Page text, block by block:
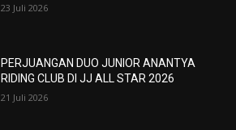
23 Juli 2026
PERJUANGAN DUO JUNIOR ANANTYA
RIDING CLUB DI JJ ALL STAR 2026
21 Juli 2026